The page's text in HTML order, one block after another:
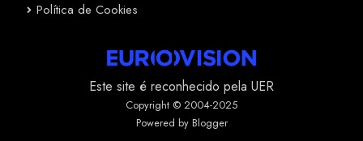
Política de Cookies
Este site é reconhecido pela UER
Copyright © 2004-2025
Powered by Blogger